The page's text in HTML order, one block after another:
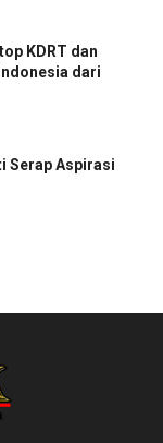
KDRT dan
dari
Serap Aspirasi